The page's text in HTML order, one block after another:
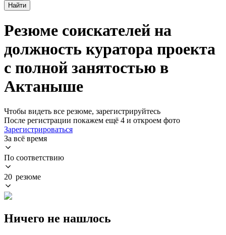
Найти
Резюме соискателей на
должность куратора проекта
с полной занятостью в
Актаныше
Чтобы видеть все резюме, зарегистрируйтесь
После регистрации покажем ещё 4 и откроем фото
Зарегистрироваться
За всё время
По соответствию
20 резюме
Ничего не нашлось